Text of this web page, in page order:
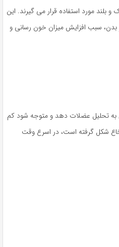
بلند مورد استفاده قرار می گیرند. این
سبب افزایش میزان خون رسانی و
تحلیل عضلات دهد و متوجه شود کم
شکل گرفته است، در اسرع وقت